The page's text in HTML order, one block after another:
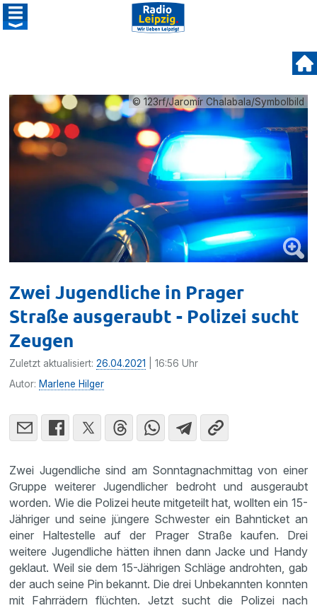
© 123rf/Jaromír Chalabala/Symbolbild
Zwei Jugendliche in Prager
Straße ausgeraubt - Polizei sucht
Zeugen
Zuletzt aktualisiert:26.04.2021
| 16:56 Uhr
Autor: Marlene Hilger
Zwei Jugendliche sind am Sonntagnachmittag von einer
Gruppe weiterer Jugendlicher bedroht und ausgeraubt
worden. Wie die Polizei heute mitgeteilt hat, wollten ein 15-
Jähriger und seine jüngere Schwester ein Bahnticket an
einer Haltestelle auf der Prager Straße kaufen. Drei
weitere Jugendliche hätten ihnen dann Jacke und Handy
geklaut. Weil sie dem 15-Jährigen Schläge androhten, gab
der auch seine Pin bekannt. Die drei Unbekannten konnten
mit Fahrrädern flüchten. Jetzt sucht die Polizei nach